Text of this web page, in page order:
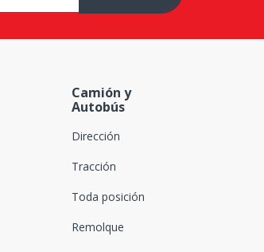
Camión y
Autobús
Dirección
Tracción
Toda posición
Remolque